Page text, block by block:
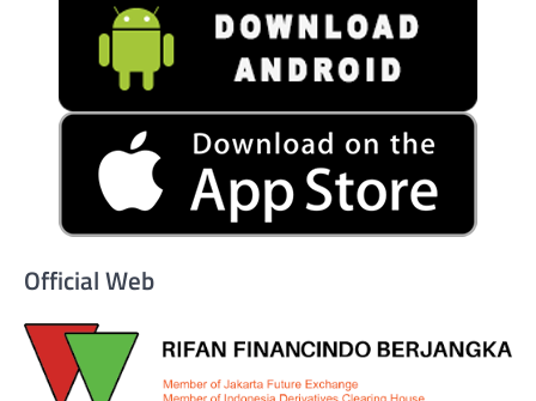
Official Web